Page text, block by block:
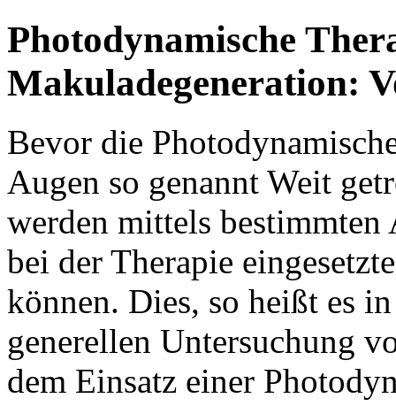
Photodynamische
Makuladegeneration:
Bevor die
Augen so genannt Weit
werden mittels
bei der Therapie
können. Dies, so heißt es
generellen Untersuchung
dem Einsatz einer